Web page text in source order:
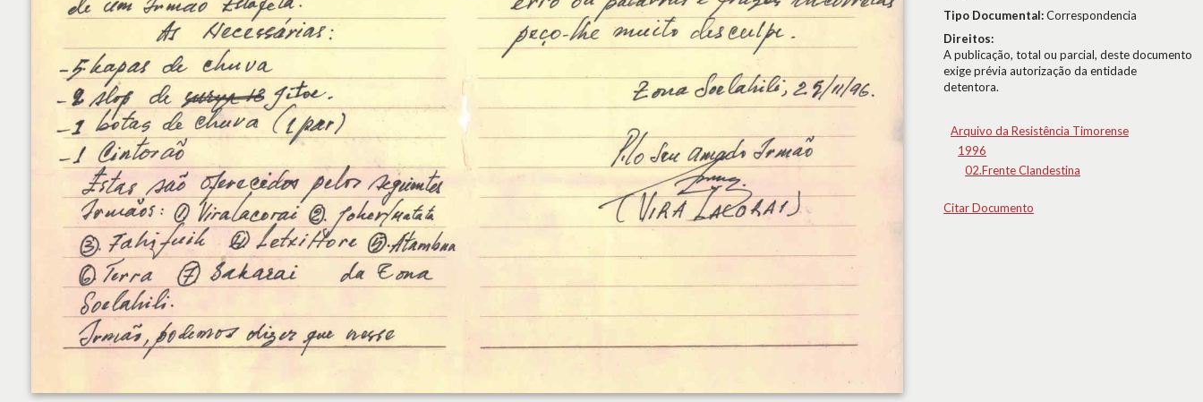
Tipo Documental:Correspondencia
Direitos:
A publicação, total ou parcial, deste documento
exige prévia autorização da entidade
detentora.
Arquivo da Resistência Timorense
1996
02.Frente Clandestina
Citar Documento